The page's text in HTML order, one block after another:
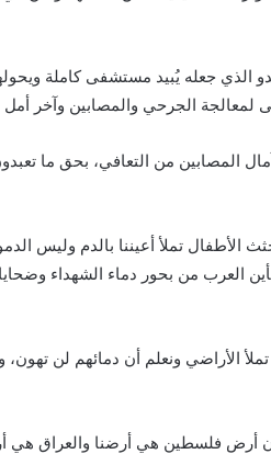
الذي جعله يُبيد مستشفى كاملة
لمعالجة الجرحي والمصابين وآخر
المصابين من التعافي، بحق ما
الأطفال تملأ أعيننا بالدم وليس
العرب من بحور دماء الشهداء
الأراضي ونعلم أن دمائهم لن
أرض فلسطين هي أرضنا والعراق هي